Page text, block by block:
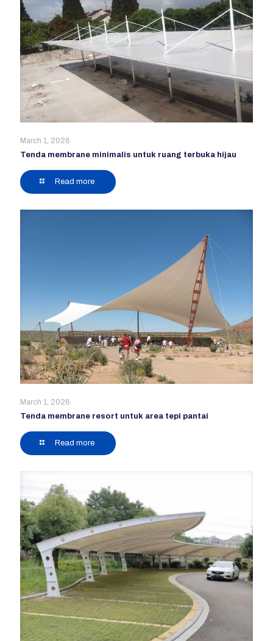
March 1, 2026
Tenda membrane minimalis untuk ruang terbuka hijau
Read more
March 1, 2026
Tenda membrane resort untuk area tepi pantai
Read more